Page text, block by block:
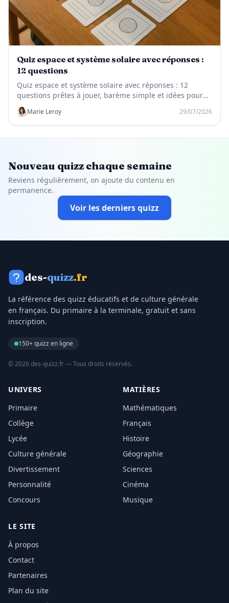
Quiz espace et système solaire avec réponses :
12 questions
Quiz espace et système solaire avec réponses : 12
questions prêtes à jouer, barème simple et idées pour
enfants, classe ou famille.
Marie Leroy 29/07/2026
Nouveau quizz chaque semaine
Reviens régulièrement, on ajoute du contenu en
permanence.
Voir les derniers quizz
des-quizz.fr
La référence des quizz éducatifs et de culture générale
en français. Du primaire à la terminale, gratuit et sans
inscription.
150+ quizz en ligne
© 2026 des-quizz.fr — Tous droits réservés.
UNIVERS
Primaire
Collège
Lycée
Culture générale
Divertissement
Personnalité
Concours
MATIÈRES
Mathématiques
Français
Histoire
Géographie
Sciences
Cinéma
Musique
LE SITE
À propos
Contact
Partenaires
Plan du site